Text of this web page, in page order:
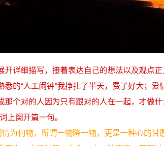
详细描写，接着表达自己的想法以及观点正
的“人工闹钟”我挣扎了半天，费了好大；爱
个对的人因为只有跟对的人在一起，才做
上阕开篇一句。
为何物，所谓一物降一物，更是一种心的甘